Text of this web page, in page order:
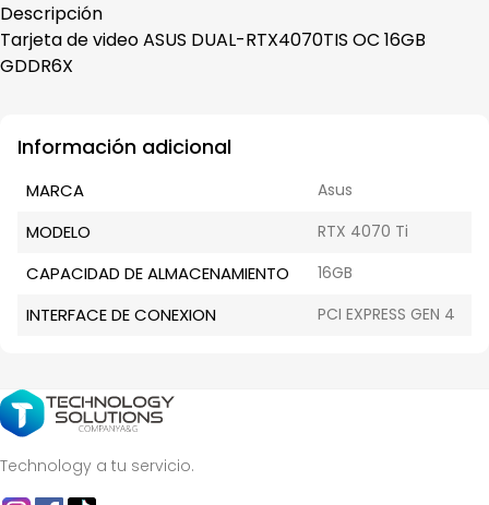
Descripción
Tarjeta de video ASUS DUAL-RTX4070TIS OC 16GB
GDDR6X
Información adicional
MARCA Asus
MODELO RTX 4070 Ti
CAPACIDAD DE ALMACENAMIENTO 16GB
INTERFACE DE CONEXION PCI EXPRESS GEN 4
Technology a tu servicio.